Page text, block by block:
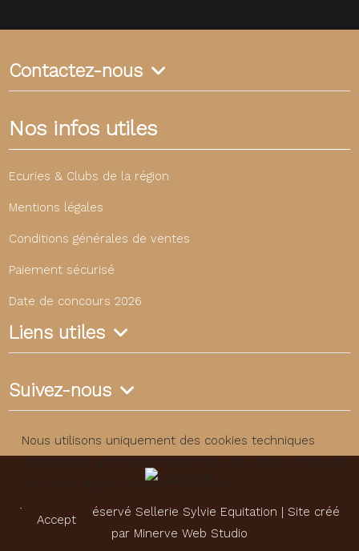
Contactez-nous
Nos infos utiles
Ecuries & Clubs de la région
Mentions légales
Conditions générales de ventes
Paiement sécurisé
Date de concours 2026
Liens utiles
Suivez-nous
Tous droits réservé Sellerie Sylvie Equitation | Site créé
par Minerve Web Studio
Nous utilisons uniquement des cookies techniques
nécessaires au fonctionnement du site. Aucun cookie de
suivi n’est déposé sans votre accord.
Accept